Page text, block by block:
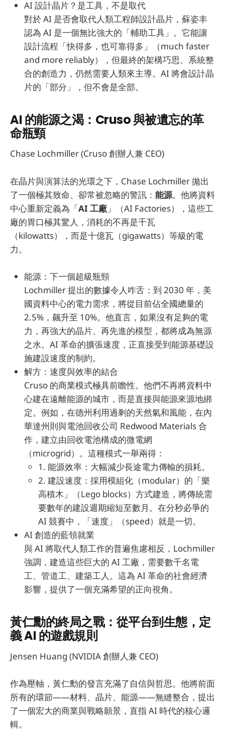
AI 設計晶片？是工具，不是取代
對於 AI 是否會取代人類工程師設計晶片，蘇姿丰
認為 AI 是一個無比強大的「輔助工具」。它能讓
設計流程「快得多，也可靠得多」（much faster
and more reliably），但最終的架構巧思、系統整
合的創造力，仍然需要人類來主導。AI 將會設計晶
片的「部分」，但不會是全部。
AI 的能源之渴：Cruso 與被遺忘的革
命瓶頸
Chase Lochmiller (Cruso 創辦人兼 CEO)
在晶片與演算法的光環之下，Chase Lochmiller 拋出
了一個極其致命、卻常被忽略的警訊： 能源。他將資料
中心重新定義為「AI 工廠 」（AI Factories），這些工
廠的胃口極其驚人，消耗的不再是千瓦
（kilowatts），而是十億瓦（gigawatts）等級的電
力。
能源：下一個超級瓶頸
Lochmiller 提出的數據令人咋舌：到 2030 年，美
國資料中心的電力需求，將從目前佔全國總量的
2.5%，飆升至 10%。他直言，如果沒有足夠的電
力，再強大的晶片、再先進的模型，都將成為無源
之水。AI 革命的擴張速度，正直接受到能源基礎設
施建設速度的制約。
解方：速度與效率的結合
Cruso 的商業模式極具前瞻性。他們不再將資料中
心建在遠離能源的城市，而是直接與能源來源地綁
定。例如，在德州利用過剩的天然氣和風能，在內
華達州則與電池回收公司 Redwood Materials 合
作，建立由回收電池構成的微電網
（microgrid）。這種模式一舉兩得：
1. 能源效率：大幅減少長途電力傳輸的損耗。
2. 建設速度：採用模組化（modular）的「樂
高積木」（Lego blocks）方式建造，將傳統需
要數年的建設週期縮短至數月。在分秒必爭的
AI 競賽中，「速度」（speed）就是一切。
AI 創造的藍領就業
與 AI 將取代人類工作的普遍焦慮相反，Lochmiller
強調，建造這些巨大的 AI 工廠，需要數千名電
工、管道工、建築工人。這為 AI 革命的社會經濟
影響，提供了一個充滿希望的正向視角。
黃仁勳的終局之戰：從平台到生態，定
義 AI 的遊戲規則
Jensen Huang (NVIDIA 創辦人兼 CEO)
作為壓軸，黃仁勳的發言充滿了自信與哲思。他將前面
所有的環節——材料、晶片、能源——無縫整合，提出
了一個宏大的商業與戰略願景，直指 AI 時代的核心邏
輯。